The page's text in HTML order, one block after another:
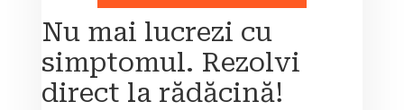
Nu mai lucrezi cu
simptomul. Rezolvi
direct la rădăcină!